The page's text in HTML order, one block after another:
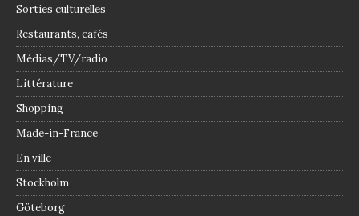
Sorties culturelles
Restaurants, cafés
Médias/TV/radio
Littérature
Shopping
Made-in-France
En ville
Stockholm
Göteborg